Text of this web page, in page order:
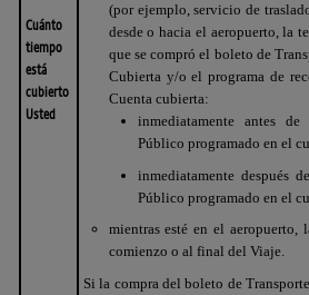
Cuánto
tiempo
está
cubierto
Usted
(por ejemplo, servicio de
desde o hacia el aeropuerto, la
que se compró el boleto de
Cubierta y/o el programa de
Cuenta cubierta:
inmediatamente antes
Público programado en el
inmediatamente después
Público programado en el
mientras esté en el
comienzo o al final del Viaje.
Si la compra del boleto de